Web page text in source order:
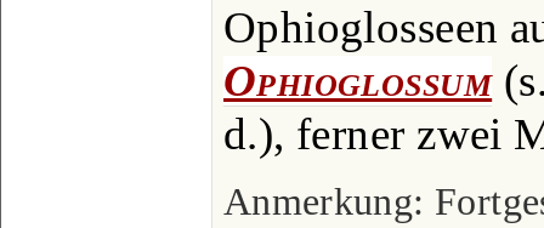
Ophioglosseen
Ophioglossum
d.), ferner zwei
Anmerkung: